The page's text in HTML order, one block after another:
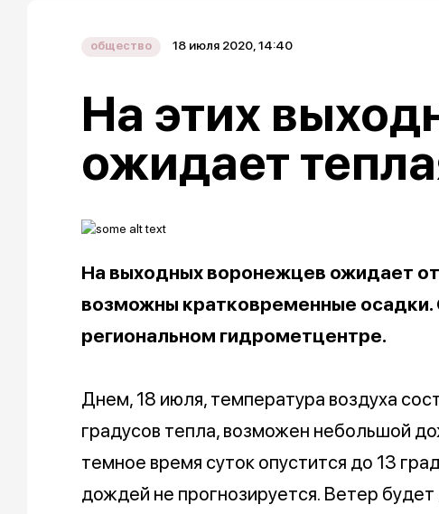
общество 18 июля 2020, 14:40
На этих
ожидает
На выходных воронежцев ожидает
возможны кратковременные
региональном гидрометцентре.
Днем, 18 июля, температура воздуха
градусов тепла, возможен небольшой
темное время суток опустится до 13
дождей не прогнозируется. Ветер